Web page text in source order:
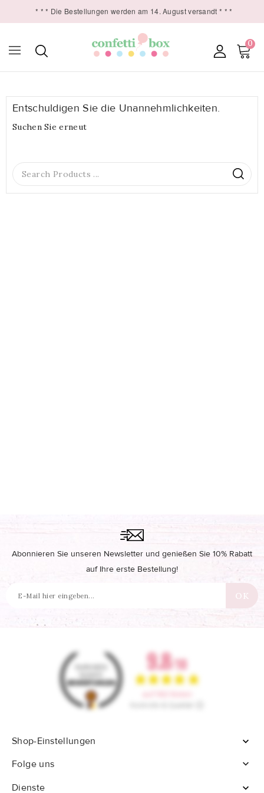
* * * Die Bestellungen werden am 14. August versandt * * *
0
Entschuldigen Sie die Unannehmlichkeiten.
Suchen Sie erneut
Abonnieren Sie unseren Newsletter und genießen Sie 10% Rabatt
auf Ihre erste Bestellung!
Shop-Einstellungen

Folge uns

Dienste
